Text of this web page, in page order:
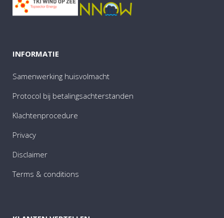
INFORMATIE
Samenwerking huisvolmacht
Protocol bij betalingsachterstanden
Klachtenprocedure
Privacy
Disclaimer
Terms & conditions